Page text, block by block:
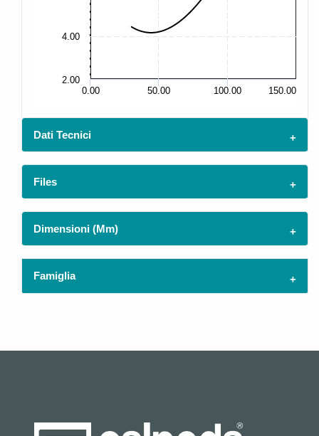
0.00 50.00 100.00 150.00
4.00
2.00
Dati Tecnici
Files
Dimensioni (mm)
Famiglia